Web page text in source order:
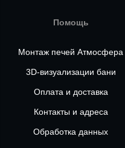
Помощь
Монтаж печей Атмосфера
3D-визуализации бани
Оплата и доставка
Контакты и адреса
Обработка данных